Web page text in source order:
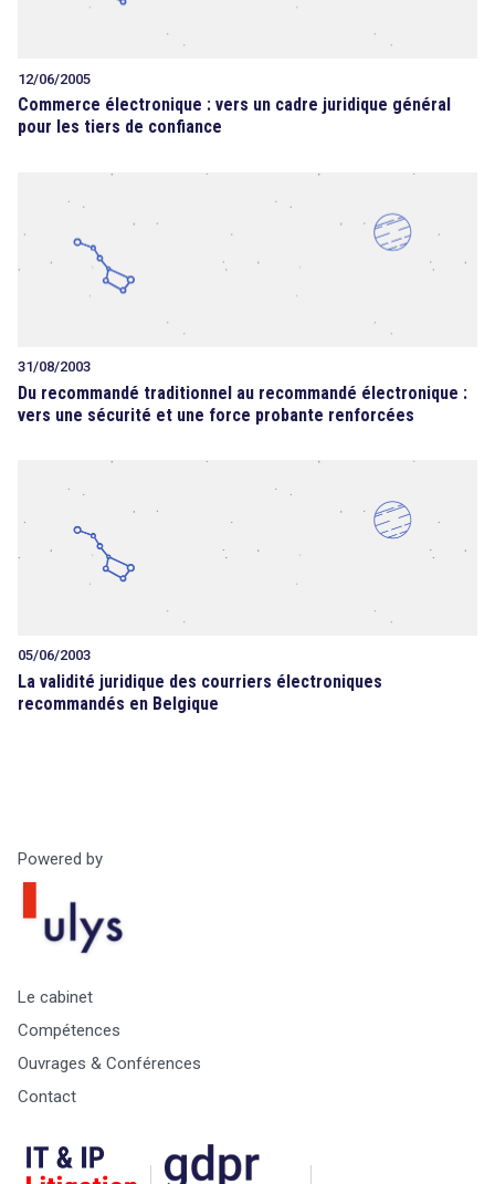
12/06/2005
Commerce électronique : vers un cadre juridique général
pour les tiers de confiance
31/08/2003
Du recommandé traditionnel au recommandé électronique :
vers une sécurité et une force probante renforcées
05/06/2003
La validité juridique des courriers électroniques
recommandés en Belgique
Powered by
Le cabinet
Compétences
Ouvrages & Conférences
Contact